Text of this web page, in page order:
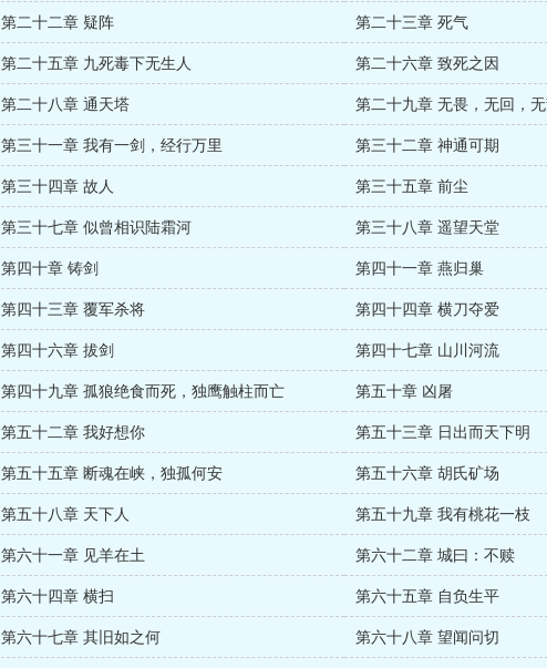
第二十二章 疑阵
第二十三章 死气
第二十五章 九死毒下无生人
第二十六章 致死之因
第二十八章 通天塔
第二十九章 无畏，无回，
第三十一章 我有一剑，经行万里
第三十二章 神通可期
第三十四章 故人
第三十五章 前尘
第三十七章 似曾相识陆霜河
第三十八章 遥望天堂
第四十章 铸剑
第四十一章 燕归巢
第四十三章 覆军杀将
第四十四章 横刀夺爱
第四十六章 拔剑
第四十七章 山川河流
第四十九章 孤狼绝食而死，独鹰触柱而亡
第五十章 凶屠
第五十二章 我好想你
第五十三章 日出而天下明
第五十五章 断魂在峡，独孤何安
第五十六章 胡氏矿场
第五十八章 天下人
第五十九章 我有桃花一枝
第六十一章 见羊在土
第六十二章 城曰：不赎
第六十四章 横扫
第六十五章 自负生平
第六十七章 其旧如之何
第六十八章 望闻问切